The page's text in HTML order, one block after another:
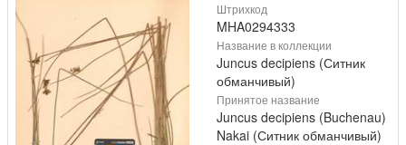
Штрихкод
MHA0294333
Название в коллекции
Juncus decipiens (Ситник
обманчивый)
Принятое название
Juncus decipiens (Buchenau)
Nakai (Ситник обманчивый)